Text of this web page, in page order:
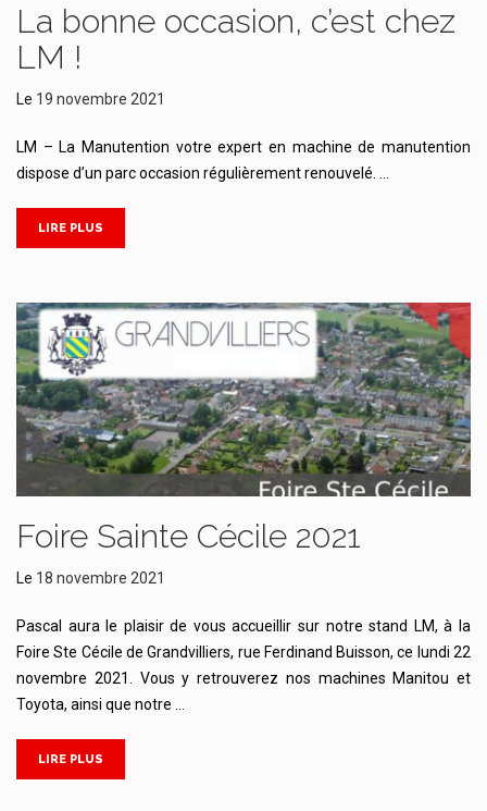
La bonne occasion, c’est chez
LM !
Le 19 novembre 2021
LM – La Manutention votre expert en machine de manutention
dispose d’un parc occasion régulièrement renouvelé. …
LIRE PLUS
Foire Sainte Cécile 2021
Le 18 novembre 2021
Pascal aura le plaisir de vous accueillir sur notre stand LM, à la
Foire Ste Cécile de Grandvilliers, rue Ferdinand Buisson, ce lundi 22
novembre 2021. Vous y retrouverez nos machines Manitou et
Toyota, ainsi que notre …
LIRE PLUS